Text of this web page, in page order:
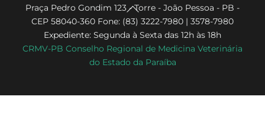
Back
To
Top
Praça Pedro Gondim 123 - Torre - João Pessoa - PB -
CEP 58040-360 Fone: (83) 3222-7980 | 3578-7980
Expediente: Segunda à Sexta das 12h às 18h
CRMV-PB Conselho Regional de Medicina Veterinária
do Estado da Paraíba